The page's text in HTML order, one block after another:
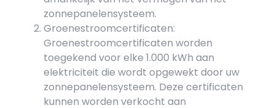
zonnepanelensysteem.
Groenestroomcertificaten:
Groenestroomcertificaten worden
toegekend voor elke 1.000 kWh aan
elektriciteit die wordt opgewekt door uw
zonnepanelensysteem. Deze certificaten
kunnen worden verkocht aan